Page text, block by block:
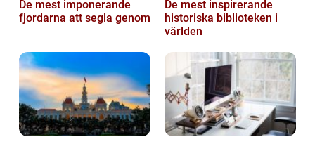
De mest imponerande
fjordarna att segla genom
De mest inspirerande
historiska biblioteken i
världen